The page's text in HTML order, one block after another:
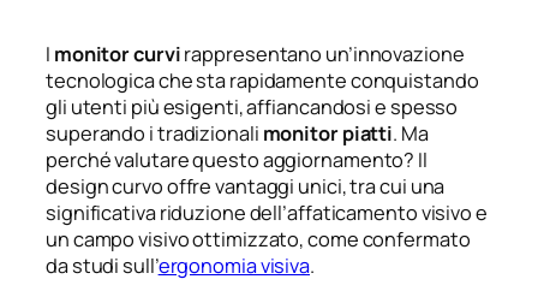
I monitor curvirappresentano un’innovazione
tecnologica che sta rapidamente conquistando
gli utenti più esigenti, affiancandosi e spesso
superando i tradizionali monitor piatti. Ma
perché valutare questo aggiornamento? Il
design curvo offre vantaggi unici, tra cui una
significativa riduzione dell’affaticamento visivo e
un campo visivo ottimizzato, come confermato
da studi sull’ergonomia visiva.